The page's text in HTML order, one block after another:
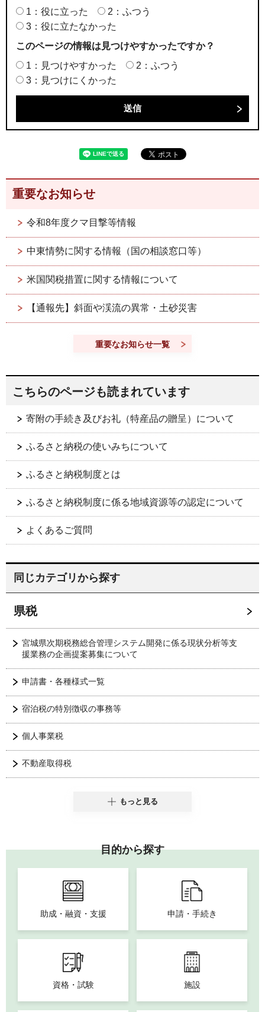
1：役に立った
2：ふつう
3：役に立たなかった
このページの情報は見つけやすかったですか？
1：見つけやすかった
2：ふつう
3：見つけにくかった
重要なお知らせ
令和8年度クマ目撃等情報
中東情勢に関する情報（国の相談窓口等）
米国関税措置に関する情報について
【通報先】斜面や渓流の異常・土砂災害
重要なお知らせ一覧
こちらのページも読まれています
寄附の手続き及びお礼（特産品の贈呈）について
ふるさと納税の使いみちについて
ふるさと納税制度とは
ふるさと納税制度に係る地域資源等の認定について
よくあるご質問
同じカテゴリから探す
県税
宮城県次期税務総合管理システム開発に係る現状分析等支
援業務の企画提案募集について
申請書・各種様式一覧
宿泊税の特別徴収の事務等
個人事業税
不動産取得税
もっと見る
目的から探す
助成・融資・支援 申請・手続き
資格・試験 施設